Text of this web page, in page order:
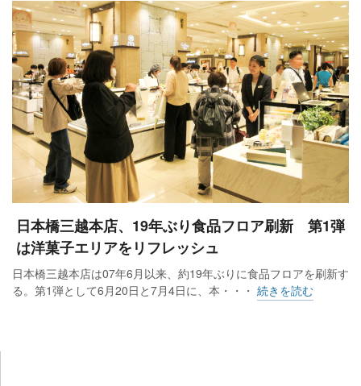
日本橋三越本店、19年ぶり食品フロア刷新 第1弾
は洋菓子エリアをリフレッシュ
日本橋三越本店は07年6月以来、約19年ぶりに食品フロアを刷新す
る。第1弾として6月20日と7月4日に、本・・・ 続きを読む